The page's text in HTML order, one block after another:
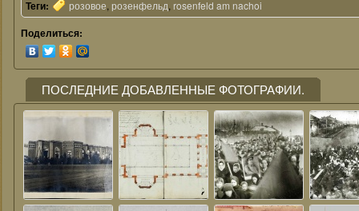
Теги: розовое, розенфельд, rosenfeld am nachoi
Поделиться:
ПОСЛЕДНИЕ ДОБАВЛЕННЫЕ ФОТОГРАФИИ.